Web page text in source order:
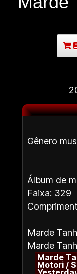
Gênero
Álbum de
Faixa: 329
Marde
Marde
Marde
Motori /